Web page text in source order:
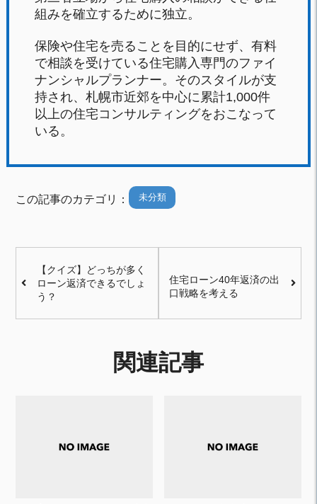
組みを確立するために独立。
保険や住宅を売ることを目的にせず、有料
で相談を受けている住宅購入専門のファイ
ナンシャルプランナー。そのスタイルが支
持され、札幌市近郊を中心に累計1,000件
以上の住宅コンサルティングをおこなって
いる。
この記事のカテゴリ： 未分類
【クイズ】どっちが多く
ローン返済できるでしょ
う？
住宅ローン40年返済の出
口戦略を考える
関連記事